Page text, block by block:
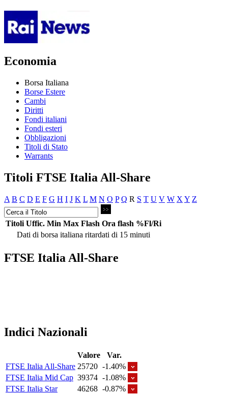
Economia
Borsa Italiana
Borse Estere
Cambi
Diritti
Fondi italiani
Fondi esteri
Obbligazioni
Titoli di Stato
Warrants
Titoli FTSE Italia All-Share
A B C D E F G H I J K L M N O P Q R S T U V W X Y Z
Titoli Uffic. Min Max Flash Ora flash %Fl/Ri
Dati di borsa italiana ritardati di 15 minuti
FTSE Italia All-Share
Indici Nazionali
Valore
Var.
FTSE Italia All-Share 25720 -1.40%
FTSE Italia Mid Cap 39374 -1.08%
FTSE Italia Star
46268 -0.87%